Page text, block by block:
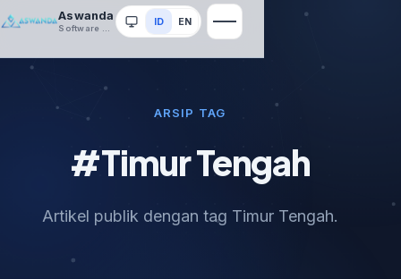
Aswanda
Sistem
ID EN
ARSIP TAG
#Timur Tengah
Artikel publik dengan tag Timur Tengah.